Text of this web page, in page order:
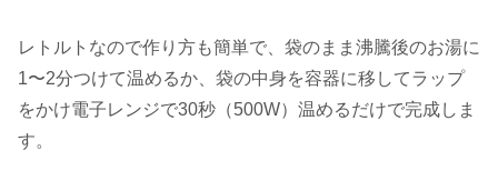
レトルトなので作り方も簡単で、袋のまま沸騰後のお湯に
1〜2分つけて温めるか、袋の中身を容器に移してラップ
をかけ電子レンジで30秒（500W）温めるだけで完成しま
す。